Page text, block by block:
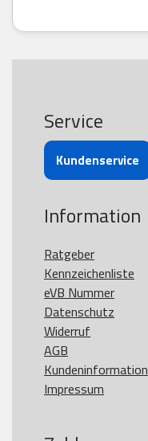
Service
Kundenservice
Information
Ratgeber
Kennzeichenliste
eVB Nummer
Datenschutz
Widerruf
AGB
Kundeninformation
Impressum